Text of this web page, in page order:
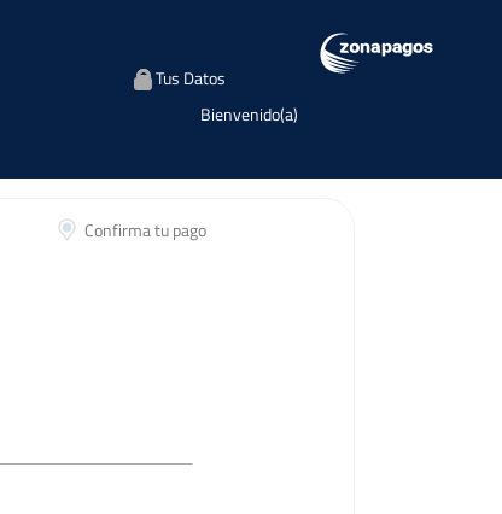
Tus Datos
Bienvenido(a)
Confirma tu pago